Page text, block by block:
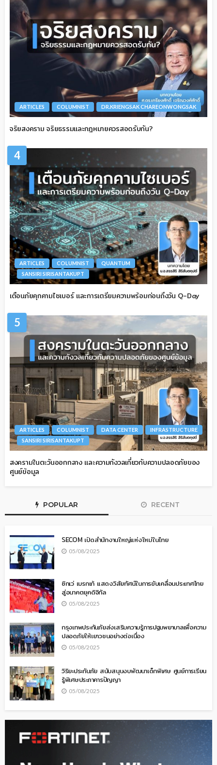
ARTICLES COLUMNIST DR.KRIENGSAK CHAREONWONGSAK
จริยสงคราม จริยธรรมและกฎหมายควรสอดรับกัน?
4
ARTICLES COLUMNIST
QUANTUM
SANSIRI SIRISANTAKUPT
เตือนภัยคุกคามไซเบอร์ และการเตรียมความพร้อมก่อนถึงวัน Q-Day
5
ARTICLES COLUMNIST DATA CENTER
INFRASTRUCTURE
SANSIRI SIRISANTAKUPT
สงครามในตะวันออกกลาง และความกังวลเกี่ยวกับความปลอดภัยของ
ศูนย์ข้อมูล
POPULAR RECENT
SECOM เปิดสำนักงานใหญ่แห่งใหม่ในไทย
05/08/2025
ซิกเว่ เบรกเก้ แสดงวิสัยทัศน์ในการขับเคลื่อนประเทศไทย
สู่อนาคตยุคดิจิทัล
05/08/2025
กรุงเทพประกันภัยส่งเสริมความรู้การปฐมพยาบาลเพื่อความ
ปลอดภัยให้เยาวชนอย่างต่อเนื่อง
05/08/2025
วิริยะประกันภัย สนับสนุนงบพัฒนาเด็กพิเศษ ศูนย์การเรียน
รู้พิเศษประภาคารปัญญา
05/08/2025